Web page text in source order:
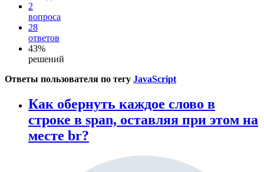
2
вопроса
28
ответов
43%
решений
Ответы пользователя по тегу JavaScript
Как обернуть каждое слово в
строке в span, оставляя при этом на
месте br?